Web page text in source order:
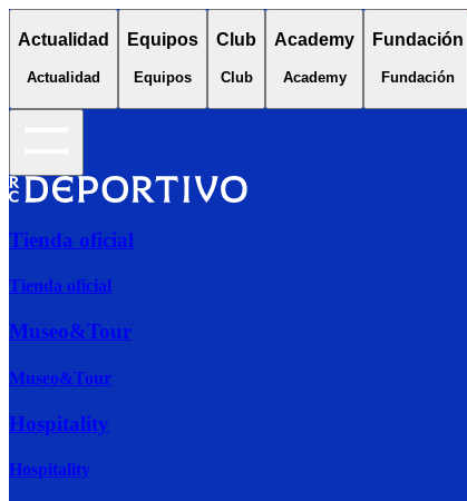
Actualidad
Actualidad
Equipos
Equipos
Club
Club
Academy
Academy
Fundación
Fundación
Tienda oficial
Tienda oficial
Museo&Tour
Museo&Tour
Hospitality
Hospitality